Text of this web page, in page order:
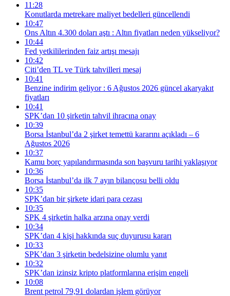
11:28
Konutlarda metrekare maliyet bedelleri güncellendi
10:47
Ons Altın 4.300 doları aştı : Altın fiyatları neden yükseliyor?
10:44
Fed yetkililerinden faiz artışı mesajı
10:42
Citi’den TL ve Türk tahvilleri mesaj
10:41
Benzine indirim geliyor : 6 Ağustos 2026 güncel akaryakıt
fiyatları
10:41
SPK’dan 10 şirketin tahvil ihracına onay
10:39
Borsa İstanbul’da 2 şirket temettü kararını açıkladı – 6
Ağustos 2026
10:37
Kamu borç yapılandırmasında son başvuru tarihi yaklaşıyor
10:36
Borsa İstanbul’da ilk 7 ayın bilançosu belli oldu
10:35
SPK’dan bir şirkete idari para cezası
10:35
SPK 4 şirketin halka arzına onay verdi
10:34
SPK’dan 4 kişi hakkında suç duyurusu kararı
10:33
SPK’dan 3 şirketin bedelsizine olumlu yanıt
10:32
SPK’dan izinsiz kripto platformlarına erişim engeli
10:08
Brent petrol 79,91 dolardan işlem görüyor